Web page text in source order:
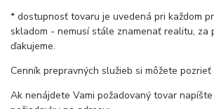
* dostupnosť tovaru je uvedená pri každom
skladom - nemusí stále znamenať realitu, za
ďakujeme.
Cenník prepravných služieb si môžete pozrieť
Ak nenájdete Vami požadovaný tovar